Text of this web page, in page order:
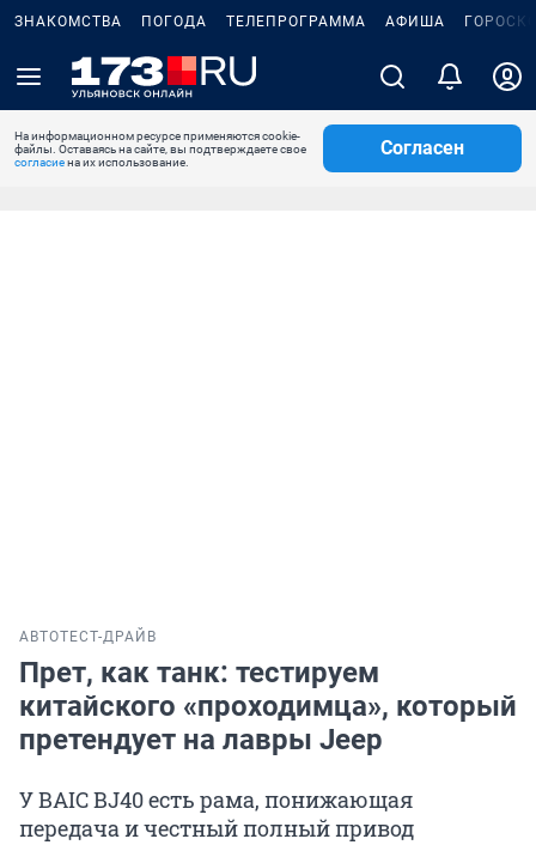
ЗНАКОМСТВА ПОГОДА ТЕЛЕПРОГРАММА АФИША
На информационном ресурсе применяются cookie-
файлы. Оставаясь на сайте, вы подтверждаете свое
согласиена их использование.
Согласен
АВТОТЕСТ-ДРАЙВ
Прет, как танк: тестируем
китайского «проходимца», который
претендует на лавры Jeep
У BAIC BJ40 есть рама, понижающая
передача и честный полный привод